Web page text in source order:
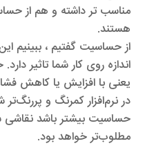
مناسب تر داشته و هم از
هستند.
از حساسیت گفتیم ، ببینیم
اندازه روی کار شما تاثیر
یعنی با افزایش یا کاهش
در نرم‌افزار کمرنگ و
حساسیت بیشتر باشد نقاشی
مطلوب‌تر خواهد بود.